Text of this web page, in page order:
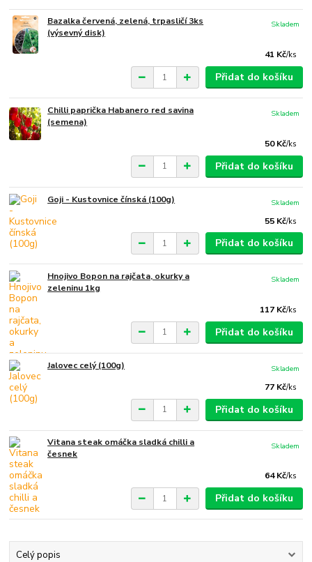
Bazalka červená, zelená, trpasličí 3ks
(výsevný disk)
41 Kč/ks
Skladem
Přidat do košíku
Chilli paprička Habanero red savina
(semena)
50 Kč/ks
Skladem
Přidat do košíku
Goji - Kustovnice čínská (100g)
55 Kč/ks
Skladem
Přidat do košíku
Hnojivo Bopon na rajčata, okurky a
zeleninu 1kg
117 Kč/ks
Skladem
Přidat do košíku
Jalovec celý (100g)
77 Kč/ks
Skladem
Přidat do košíku
Vitana steak omáčka sladká chilli a
česnek
64 Kč/ks
Skladem
Přidat do košíku
Celý popis